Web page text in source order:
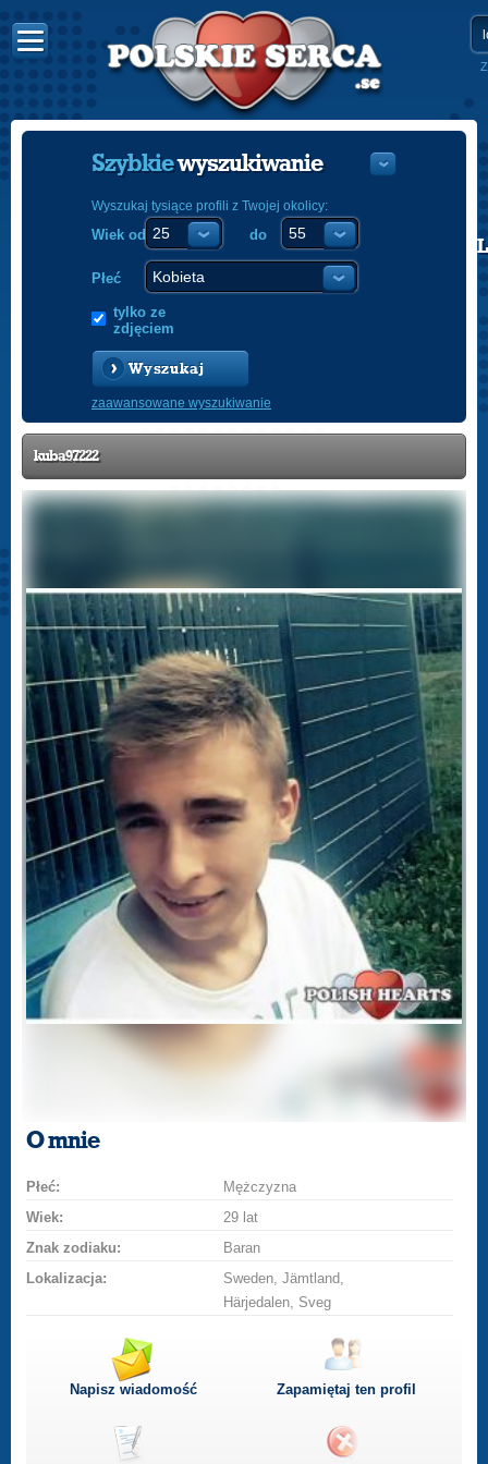
POLISH
Szybkiewyszukiwanie
Wyszukaj tysiące profili z Twojej okolicy:
Wiek od do
Płeć
tylko ze
zdjęciem
Wyszukaj
zaawansowane wyszukiwanie
kuba97222
O mnie
Płeć:
Mężczyzna
Wiek:
29 lat
Znak zodiaku:
Baran
Lokalizacja:
Sweden, Jämtland,
Härjedalen, Sveg
Napisz wiadomość Zapamiętaj ten profil